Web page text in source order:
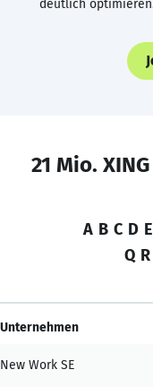
deutlich
21 Mio.
A B C D E
Q R
Unternehmen
New Work SE